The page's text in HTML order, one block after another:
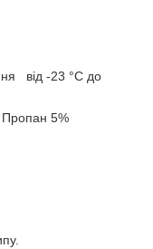
від -23 °C до
Пропан 5%